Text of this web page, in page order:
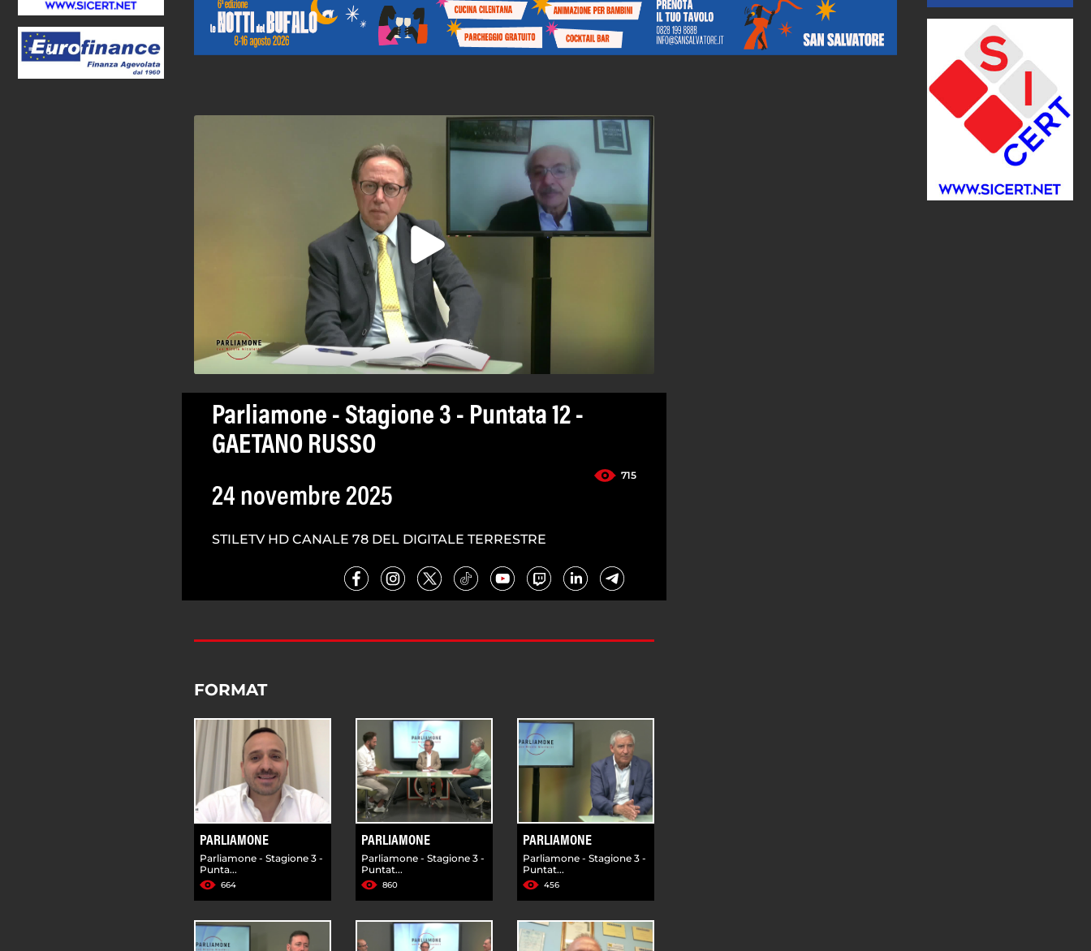
Parliamone - Stagione 3 - Puntata 12 -
GAETANO RUSSO
715
24 novembre 2025
STILETV HD CANALE 78 DEL DIGITALE TERRESTRE
FORMAT
PARLIAMONE
Parliamone - Stagione 3 -
Punta...
664
PARLIAMONE
Parliamone - Stagione 3 -
Puntat...
860
PARLIAMONE
Parliamone - Stagione 3 -
Puntat...
456